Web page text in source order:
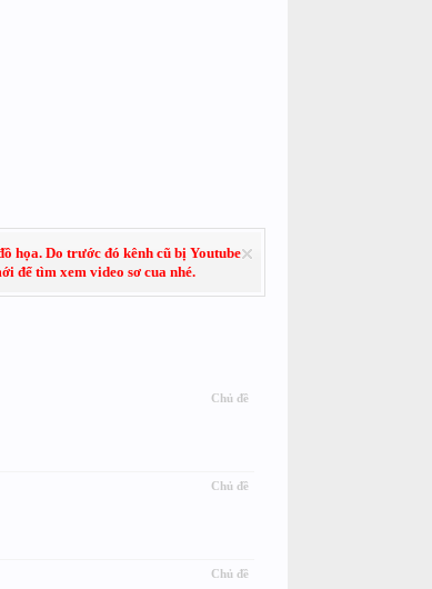
họa. Do trước đó kênh cũ bị Youtube
để tìm xem video sơ cua nhé.
Chủ đề
Chủ đề
Chủ đề